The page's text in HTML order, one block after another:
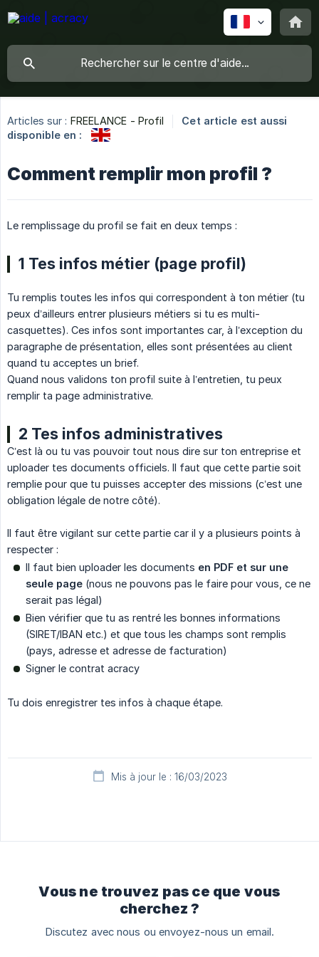
Articles sur : FREELANCE - Profil
Cet article est aussi
disponible en :
Comment remplir mon profil ?
Le remplissage du profil se fait en deux temps :
1 Tes infos métier (page profil)
Tu remplis toutes les infos qui correspondent à ton métier (tu
peux d’ailleurs entrer plusieurs métiers si tu es multi-
casquettes). Ces infos sont importantes car, à l’exception du
paragraphe de présentation, elles sont présentées au client
quand tu acceptes un brief.
Quand nous validons ton profil suite à l’entretien, tu peux
remplir ta page administrative.
2 Tes infos administratives
C’est là ou tu vas pouvoir tout nous dire sur ton entreprise et
uploader tes documents officiels. Il faut que cette partie soit
remplie pour que tu puisses accepter des missions (c’est une
obligation légale de notre côté).
Il faut être vigilant sur cette partie car il y a plusieurs points à
respecter :
Il faut bien uploader les documents en PDF et sur une
seule page (nous ne pouvons pas le faire pour vous, ce ne
serait pas légal)
Bien vérifier que tu as rentré les bonnes informations
(SIRET/IBAN etc.) et que tous les champs sont remplis
(pays, adresse et adresse de facturation)
Signer le contrat acracy
Tu dois enregistrer tes infos à chaque étape.
Mis à jour le : 16/03/2023
Vous ne trouvez pas ce que vous
cherchez ?
Discutez avec nous ou envoyez-nous un email.